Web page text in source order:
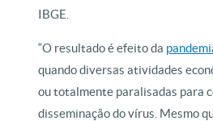
IBGE.
“O resultado é efeito da
quando diversas atividades
ou totalmente paralisadas para
disseminação do vírus. Mesmo